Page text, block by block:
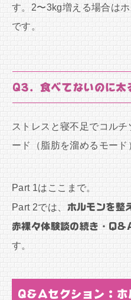
す。2〜3kg増える場合は
です。
Q3. 食べてないのに太
ストレスと寝不足でコル
ード（脂肪を溜めるモード
Part 1はここまで。
Part 2では、
ホルモンを整
赤裸々体験談の続き・
す。
Q&Aセクション：ホ